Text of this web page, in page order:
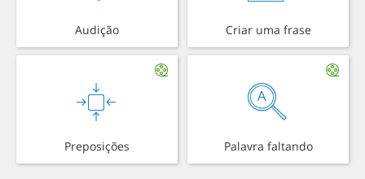
Audição Criar uma frase
Preposições Palavra faltando